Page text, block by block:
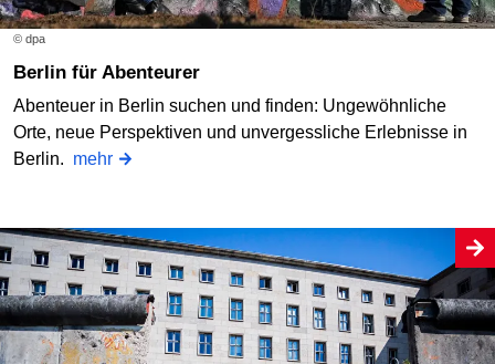
© dpa
Berlin für Abenteurer
Abenteuer in Berlin suchen und finden: Ungewöhnliche
Orte, neue Perspektiven und unvergessliche Erlebnisse in
Berlin. mehr